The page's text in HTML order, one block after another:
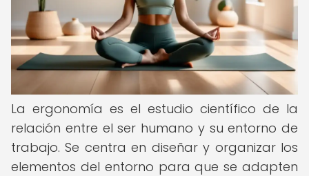
La ergonomía es el estudio científico de la
relación entre el ser humano y su entorno de
trabajo. Se centra en diseñar y organizar los
elementos del entorno para que se adapten